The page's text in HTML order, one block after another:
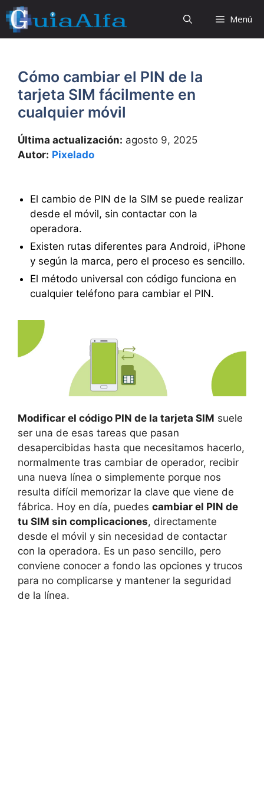
Saltar
al
contenido
Menú
Cómo cambiar el PIN de la
tarjeta SIM fácilmente en
cualquier móvil
Última actualización: agosto 9, 2025
Autor: Pixelado
El cambio de PIN de la SIM se puede realizar
desde el móvil, sin contactar con la
operadora.
Existen rutas diferentes para Android, iPhone
y según la marca, pero el proceso es sencillo.
El método universal con código funciona en
cualquier teléfono para cambiar el PIN.
Modificar el código PIN de la tarjeta SIM suele
ser una de esas tareas que pasan
desapercibidas hasta que necesitamos hacerlo,
normalmente tras cambiar de operador, recibir
una nueva línea o simplemente porque nos
resulta difícil memorizar la clave que viene de
fábrica. Hoy en día, puedes cambiar el PIN de
tu SIM sin complicaciones, directamente
desde el móvil y sin necesidad de contactar
con la operadora. Es un paso sencillo, pero
conviene conocer a fondo las opciones y trucos
para no complicarse y mantener la seguridad
de la línea.